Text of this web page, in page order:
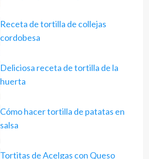
Receta de tortilla de collejas
cordobesa
Deliciosa receta de tortilla de la
huerta
Cómo hacer tortilla de patatas en
salsa
Tortitas de Acelgas con Queso